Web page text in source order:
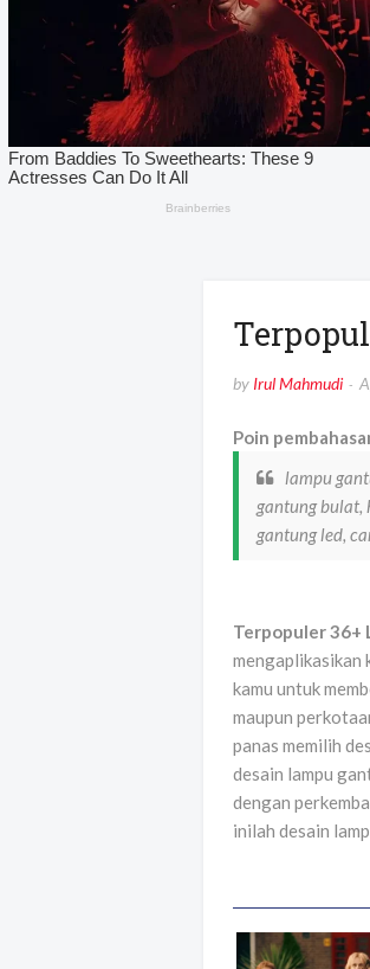
by Irul Mahmudi
Poin
lampu
gantung bulat,
gantung led,
Terpopuler 36+
mengaplikasikan
kamu untuk
maupun
panas memilih
desain lampu
dengan
inilah desain